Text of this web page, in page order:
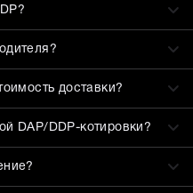
доставки?
DAP/DDP-котировки?